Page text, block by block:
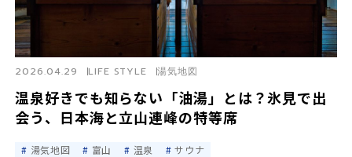
温泉好きでも知らない「油湯」とは？氷見で出
会う、日本海と立山連峰の特等席
2026.04.29 LIFE STYLE 湯気地図
湯気地図 富山 温泉 サウナ